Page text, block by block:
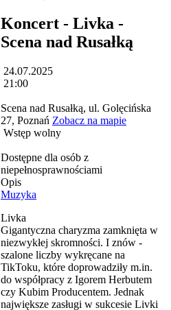
Koncert - Livka -
Scena nad Rusałką
24.07.2025
21:00
Scena nad Rusałką, ul. Golęcińska
27, Poznań Zobacz na mapie
Wstęp wolny
Dostępne dla osób z
niepełnosprawnościami
Opis
Muzyka
Livka
Gigantyczna charyzma zamknięta w
niezwykłej skromności. I znów -
szalone liczby wykręcane na
TikToku, które doprowadziły m.in.
do współpracy z Igorem Herbutem
czy Kubim Producentem. Jednak
największe zasługi w sukcesie Livki